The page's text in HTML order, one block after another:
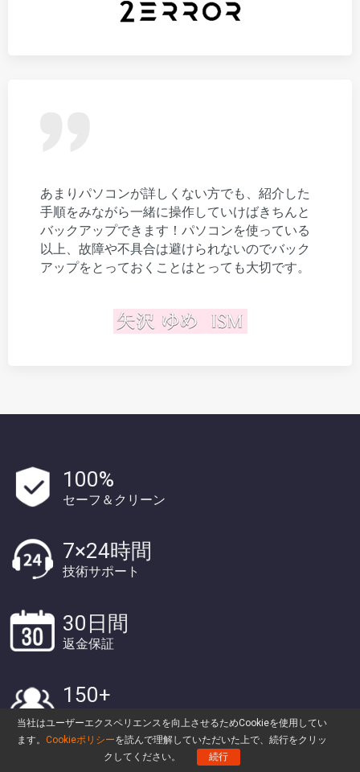
あまりパソコンが詳しくない方でも、紹介した
手順をみながら一緒に操作していけばきちんと
バックアップできます！パソコンを使っている
以上、故障や不具合は避けられないのでバック
アップをとっておくことはとっても大切です。
100%
セーフ＆クリーン
7×24時間
技術サポート
30日間
返金保証
150+
百万人信頼
当社はユーザーエクスペリエンスを向上させるためCookieを使用してい
ます。 Cookieポリシーを読んで理解していただいた上で、続行をクリッ
クしてください。
続行